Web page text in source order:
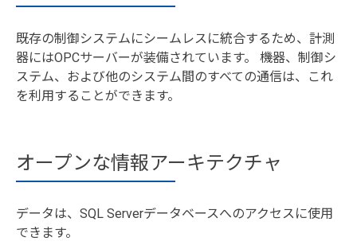
既存の制御システムにシームレスに統合するため、計測
器にはOPCサーバーが装備されています。 機器、制御シ
ステム、および他のシステム間のすべての通信は、これ
を利用することができます。
オープンな情報アーキテクチャ
データは、SQL Serverデータベースへのアクセスに使用
できます。